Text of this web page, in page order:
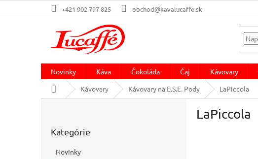
na
+421 902 797 825 obchod@kavalucaffe.sk
Novinky Káva Čokoláda Čaj Kávovary
DomovKávovary Kávovary na E.S.E. Pody LaPiccola
kategórie
Kategórie
Novinky
LaPiccola